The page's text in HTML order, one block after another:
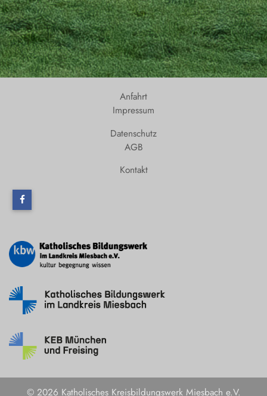
Anfahrt
Impressum
Datenschutz
AGB
Kontakt
© 2026 Katholisches Kreisbildungswerk Miesbach e.V.